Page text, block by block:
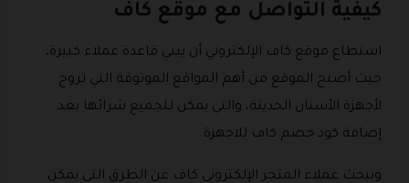
كيفية التواصل مع موقع كاف
استطاع موقع كاف الإلكتروني أن يبني قاعدة عملاء كبيرة،
حيث أصبح الموقع من أهم المواقع الموثوقة التي تروج
لأجهزة الأسنان الحديثة، والتي يمكن للجميع شرائها بعد
إضافة كود خصم كاف للاجهزة.
ويبحث عملاء المتجر الإلكتروني كاف عن الطرق التي يمكن